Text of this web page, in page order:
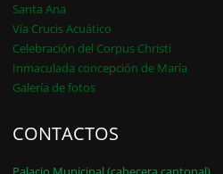
Santa Ana
Vía Crucis Acuático
Celebración del Corpus Christi
Inmaculada concepción de María
Galería de fotos
CONTACTOS